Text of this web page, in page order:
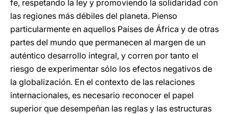
fe, respetando la ley y promoviendo la solidaridad con
las regiones más débiles del planeta. Pienso
particularmente en aquellos Países de África y de otras
partes del mundo que permanecen al margen de un
auténtico desarrollo integral, y corren por tanto el
riesgo de experimentar sólo los efectos negativos de
la globalización. En el contexto de las relaciones
internacionales, es necesario reconocer el papel
superior que desempeñan las reglas y las estructuras